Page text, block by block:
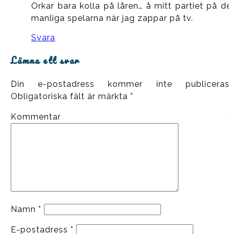
Orkar bara kolla på låren… å mitt partiet på
manliga spelarna när jag zappar på tv.
Svara
Lämna ett svar
Din e-postadress kommer inte
Obligatoriska fält är märkta *
Kommentar
Namn *
E-postadress *